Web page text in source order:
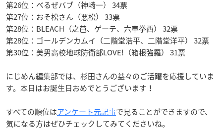
第26位：べるぜバブ（神崎一） 34票
第27位：おそ松さん（悪松） 33票
第28位：BLEACH（之芭、ゲーテ、六車拳西） 32票
第28位：ゴールデンカムイ（二階堂浩平、二階堂洋平） 32票
第30位：美男高校地球防衛部LOVE!（箱根強羅） 31票
にじめん編集部では、杉田さんの益々のご活躍を応援していま
す。本日はお誕生日おめでとうございます！
すべての順位はアンケート元記事で見ることができますので、
気になる方はぜひチェックしてみてくださいね。